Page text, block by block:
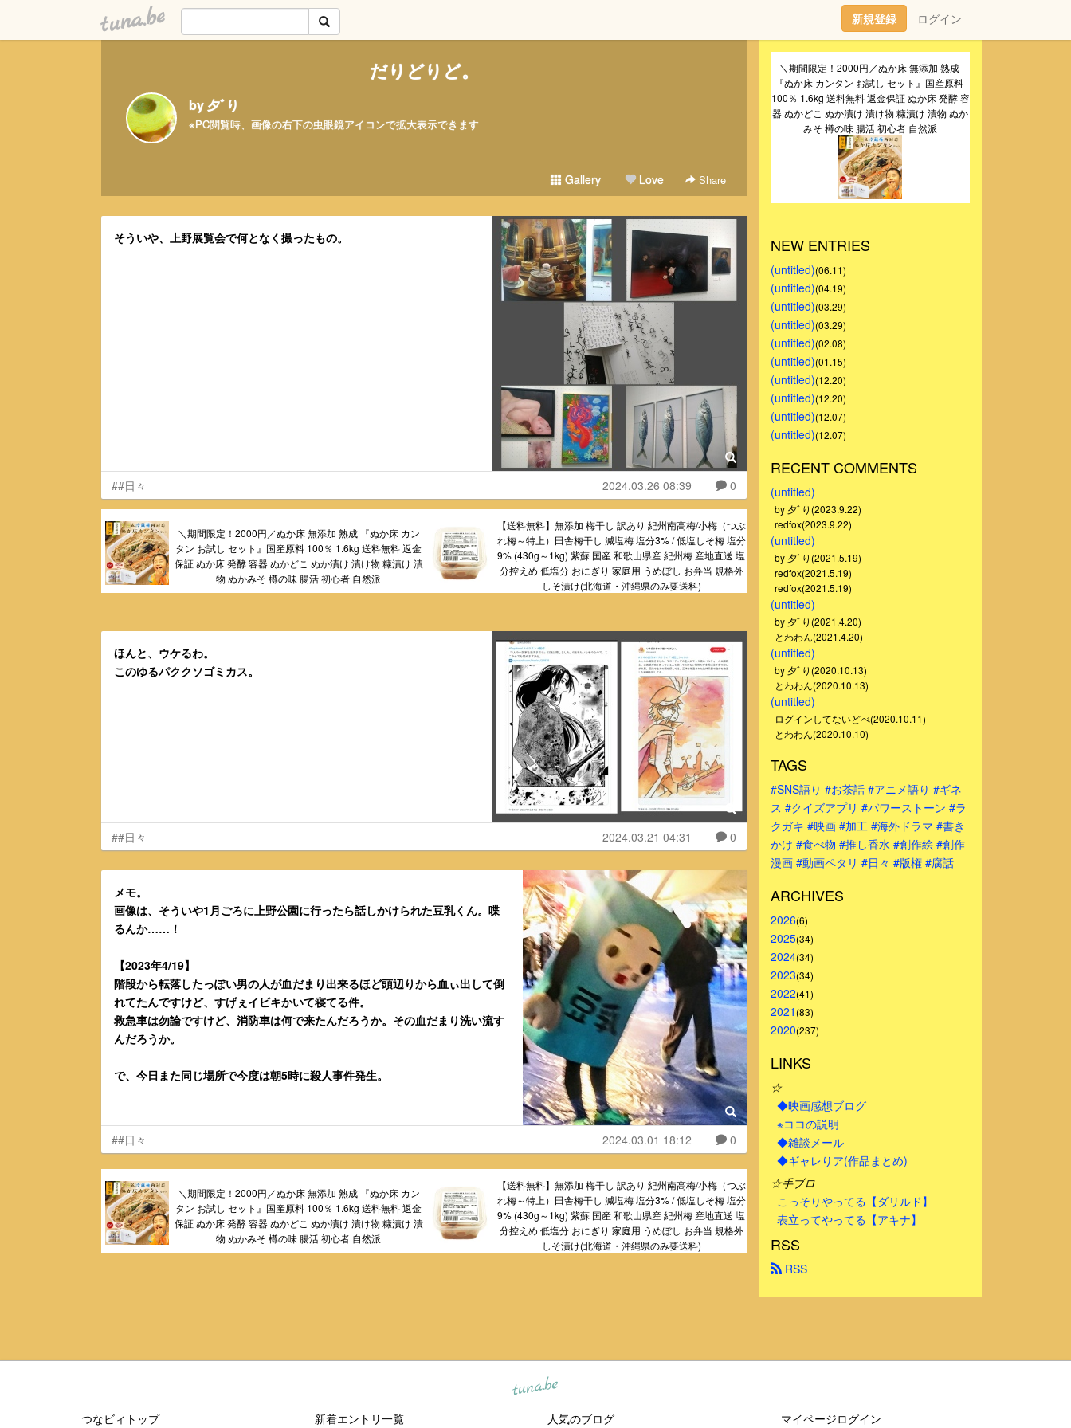
tuna.be 新規登録 ログイン
だりどりど。
by 夕ﾞり
※PC閲覧時、画像の右下の虫眼鏡アイコンで拡大表示できます
Gallery Love Share
そういや、上野展覧会で何となく撮ったもの。
##日々 2024.03.26 08:39 0
＼期間限定！2000円／ぬか床 無添加 熟成 『ぬか床 カン
タン お試し セット』国産原料 100％ 1.6kg 送料無料 返金
保証 ぬか床 発酵 容器 ぬかどこ ぬか漬け 漬け物 糠漬け 漬
物 ぬかみそ 樽の味 腸活 初心者 自然派
【送料無料】無添加 梅干し 訳あり 紀州南高梅/小梅（つぶ
れ梅～特上）田舎梅干し 減塩梅 塩分3% / 低塩しそ梅 塩分
9% (430g～1kg) 紫蘇 国産 和歌山県産 紀州梅 産地直送 塩
分控えめ 低塩分 おにぎり 家庭用 うめぼし お弁当 規格外
しそ漬け(北海道・沖縄県のみ要送料)
ほんと、ウケるわ。
このゆるパククソゴミカス。
##日々 2024.03.21 04:31 0
メモ。
画像は、そういや1月ごろに上野公園に行ったら話しかけられた豆乳くん。喋
るんか……！
【2023年4/19】
階段から転落したっぽい男の人が血だまり出来るほど頭辺りから血ぃ出して倒
れてたんですけど、すげぇイビキかいて寝てる件。
救急車は勿論ですけど、消防車は何で来たんだろうか。その血だまり洗い流す
んだろうか。
で、今日また同じ場所で今度は朝5時に殺人事件発生。
##日々 2024.03.01 18:12 0
＼期間限定！2000円／ぬか床 無添加 熟成 『ぬか床 カン
タン お試し セット』国産原料 100％ 1.6kg 送料無料 返金
保証 ぬか床 発酵 容器 ぬかどこ ぬか漬け 漬け物 糠漬け 漬
物 ぬかみそ 樽の味 腸活 初心者 自然派
【送料無料】無添加 梅干し 訳あり 紀州南高梅/小梅（つぶ
れ梅～特上）田舎梅干し 減塩梅 塩分3% / 低塩しそ梅 塩分
9% (430g～1kg) 紫蘇 国産 和歌山県産 紀州梅 産地直送 塩
分控えめ 低塩分 おにぎり 家庭用 うめぼし お弁当 規格外
しそ漬け(北海道・沖縄県のみ要送料)
＼期間限定！2000円／ぬか床 無添加 熟成
『ぬか床 カンタン お試し セット』国産原料
100％ 1.6kg 送料無料 返金保証 ぬか床 発酵 容
器 ぬかどこ ぬか漬け 漬け物 糠漬け 漬物 ぬか
みそ 樽の味 腸活 初心者 自然派
NEW ENTRIES
(untitled)(06.11)
(untitled)(04.19)
(untitled)(03.29)
(untitled)(03.29)
(untitled)(02.08)
(untitled)(01.15)
(untitled)(12.20)
(untitled)(12.20)
(untitled)(12.07)
(untitled)(12.07)
RECENT COMMENTS
(untitled)
by 夕ﾞり(2023.9.22)
redfox(2023.9.22)
(untitled)
by 夕ﾞり(2021.5.19)
redfox(2021.5.19)
redfox(2021.5.19)
(untitled)
by 夕ﾞり(2021.4.20)
とわわん(2021.4.20)
(untitled)
by 夕ﾞり(2020.10.13)
とわわん(2020.10.13)
(untitled)
ログインしてないどべ(2020.10.11)
とわわん(2020.10.10)
TAGS
#SNS語り #お茶話 #アニメ語り #ギネ
ス #クイズアプリ #パワーストーン #ラ
クガキ #映画 #加工 #海外ドラマ #書き
かけ #食べ物 #推し香水 #創作絵 #創作
漫画 #動画ペタリ #日々 #版権 #腐話
ARCHIVES
2026(6)
2025(34)
2024(34)
2023(34)
2022(41)
2021(83)
2020(237)
LINKS
☆
◆映画感想ブログ
※ココの説明
◆雑談メール
◆ギャレりア(作品まとめ)
☆手ブロ
こっそりやってる【ダリルド】
表立ってやってる【アキナ】
RSS
RSS
tuna.be
つなビィトップ 新着エントリ一覧 人気のブログ マイページログイン